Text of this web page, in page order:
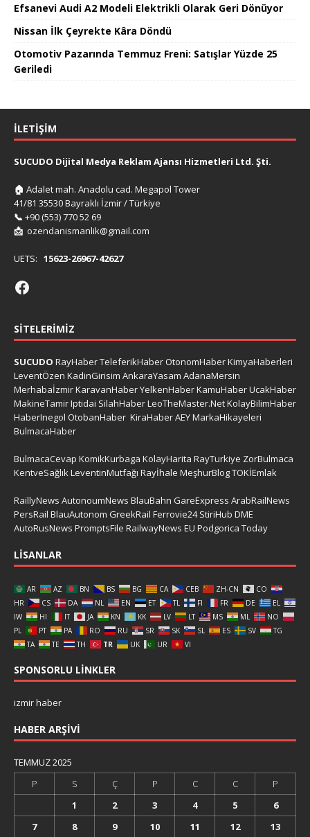
Efsanevi Audi A2 Modeli Elektrikli Olarak Geri Dönüyor
Nissan İlk Çeyrekte Kâra Döndü
Otomotiv Pazarında Temmuz Freni: Satışlar Yüzde 25
Geriledi
İLETIŞIM
SUCUDO Dijital Medya Reklam Ajansı Hizmetleri Ltd. Şti.
🏠 Adalet mah. Anadolu cad. Megapol Tower
41/81 35530 Bayraklı İzmir / Türkiye
📞 +90 (553) 770 52 69
📩 ozendanismanlik@gmail.com
UETS: 15623-26967-42627
SITELERIMIZ
SUCUDO RayHaberTeleferikHaber OtonomHaberKimyaHaberleri
LeventÖzen KadinGirisim AnkaraYasam AdanaMersin
MerhabaİzmirKaravanHaberYelkenHaberKamuHaberUcakHaber
MakineTamirIptidai SilahHaberLeoTheMaster.NetKolayBilimHaber
HaberInegol OtobanHaber KiraHaberAEYMarkaHikayeleri
BulmacaHaber
BulmacaCevap KomikKurbaga KolayHarita RayTurkiye ZorBulmaca
KentveSağlıkLeventinMutfağı Rayİhale MeşhurBlogTOKİEmlak
RaillyNews AutonoumNews BlauBahn GareExpress ArabRailNews
PersRail BlauAutonom GreekRail Ferrovie24 StiriHub DME
AutoRusNews PromptsFile RailwayNews EU Podgorica Today
LISANLAR
AR AZ BN BS BG CA CEB ZH-CN
CO
HR
CS DA NL EN ET TL FI FR DE
EL
IW
HI IT JA KN KK LV LT MS ML
NO
PL
PT PA RO RU SR SK SL ES SV
TG
TA
TE TH TR UK UR VI
SPONSORLU LINKLER
izmir haber
HABER ARŞIVI
TEMMUZ 2025
P
S Ç P C C
P
1
2 3 4 5
6
7
8 9 10 11 12 13